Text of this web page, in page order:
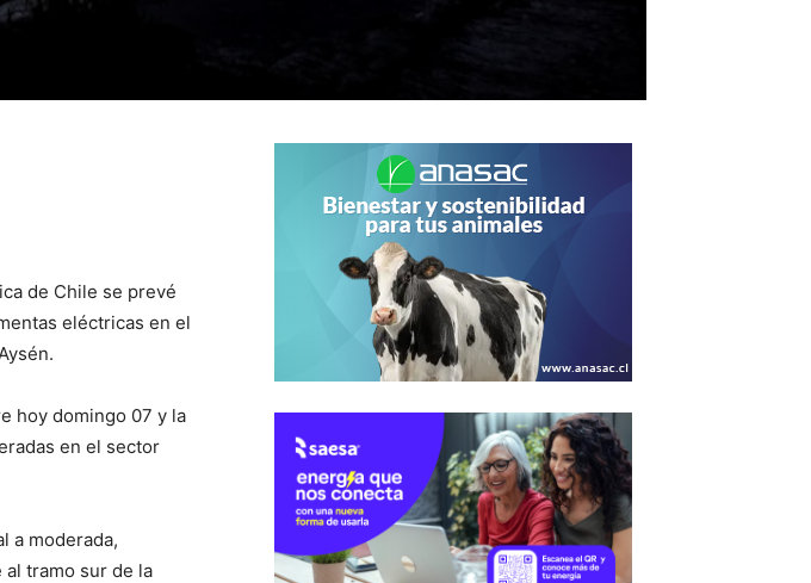
de Chile se prevé
eléctricas en el
hoy domingo 07 y la
en el sector
a moderada,
tramo sur de la